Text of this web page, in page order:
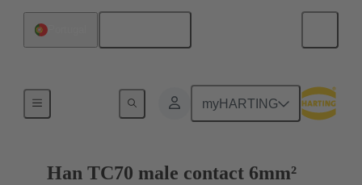
myHARTING
Han TC70 male contact 6mm²